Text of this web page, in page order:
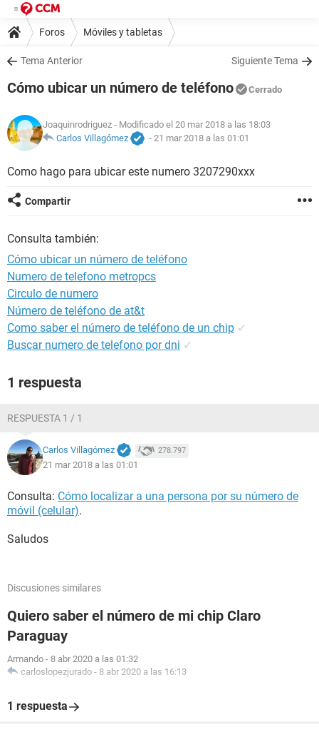
Foros Móviles y tabletas
Tema Anterior Siguiente Tema
Cómo ubicar un número de teléfono Cerrado
Joaquinrodriguez - Modificado el 20 mar 2018 a las 18:03
Carlos Villagómez
- 21 mar 2018 a las 01:01
Como hago para ubicar este numero 3207290xxx
Compartir
Consulta también:
Cómo ubicar un número de teléfono
Numero de telefono metropcs
Circulo de numero
Número de teléfono de at&t
Como saber el número de teléfono de un chip ✓
Buscar numero de telefono por dni ✓
1 respuesta
RESPUESTA 1 / 1
Carlos Villagómez 278.797
21 mar 2018 a las 01:01
Consulta: Cómo localizar a una persona por su número de
móvil (celular).
Saludos
Discusiones similares
Quiero saber el número de mi chip Claro
Paraguay
Armando - 8 abr 2020 a las 01:32
carloslopezjurado - 8 abr 2020 a las 16:13
1 respuesta